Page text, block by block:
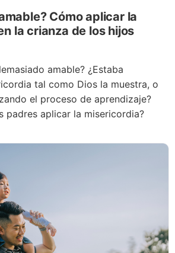
Cómo aplicar la
la crianza de los hijos
amable? ¿Estaba
tal como Dios la muestra, o
el proceso de aprendizaje?
padres aplicar la misericordia?